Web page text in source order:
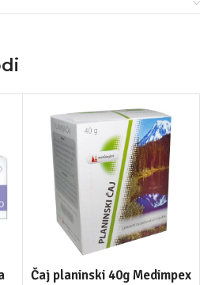
Čaj planinski 40g Medimpex